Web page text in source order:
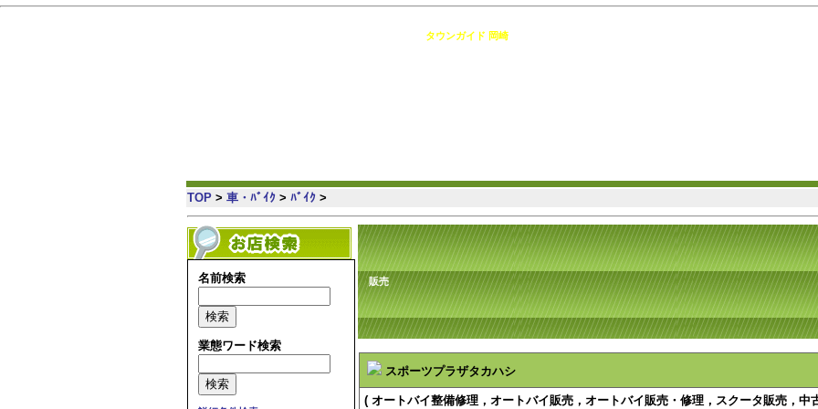
タウンガイド 岡崎
TOP > 車・ﾊﾞｲｸ > ﾊﾞｲｸ >
名前検索
業態ワード検索
販売
スポーツプラザタカハシ
( オートバイ整備修理，オートバイ販売，オートバイ販売・修理，スクータ販売，中